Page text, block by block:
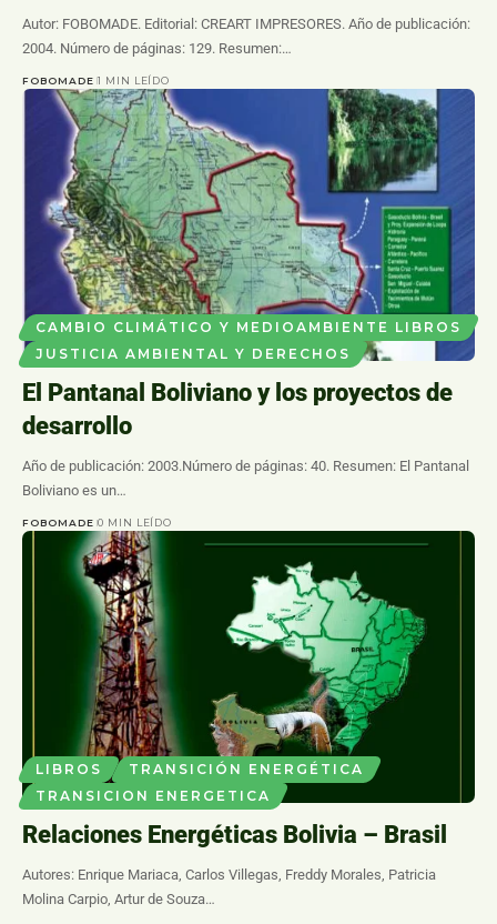
Autor: FOBOMADE. Editorial: CREART IMPRESORES. Año de publicación:
2004. Número de páginas: 129. Resumen:…
FOBOMADE 1 MIN LEÍDO
CAMBIO CLIMÁTICO Y MEDIOAMBIENTE LIBROS
JUSTICIA AMBIENTAL Y DERECHOS
El Pantanal Boliviano y los proyectos de
desarrollo
Año de publicación: 2003.Número de páginas: 40. Resumen: El Pantanal
Boliviano es un…
FOBOMADE 0 MIN LEÍDO
LIBROS
TRANSICIÓN ENERGÉTICA
TRANSICION ENERGETICA
Relaciones Energéticas Bolivia – Brasil
Autores: Enrique Mariaca, Carlos Villegas, Freddy Morales, Patricia
Molina Carpio, Artur de Souza…